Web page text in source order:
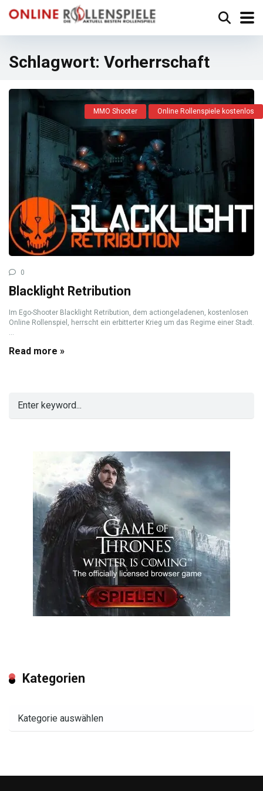
Schlagwort: Vorherrschaft
MMO Shooter Online Rollenspiele kostenlos
0
Blacklight Retribution
Im Ego-Shooter Blacklight Retribution, dem actiongeladenen, kostenlosen
Online Rollenspiel, herrscht ein erbitterter Krieg um das Regime einer Stadt.
Read more »
Kategorien